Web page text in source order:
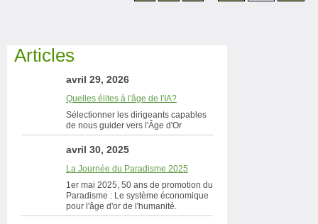
Articles
avril 29, 2026
Quelles élites à l'âge de l'IA?
Sélectionner les dirigeants capables
de nous guider vers l'Âge d'Or
avril 30, 2025
La Journée du Paradisme 2025
1er mai 2025, 50 ans de promotion du
Paradisme : Le système économique
pour l'âge d'or de l'humanité.